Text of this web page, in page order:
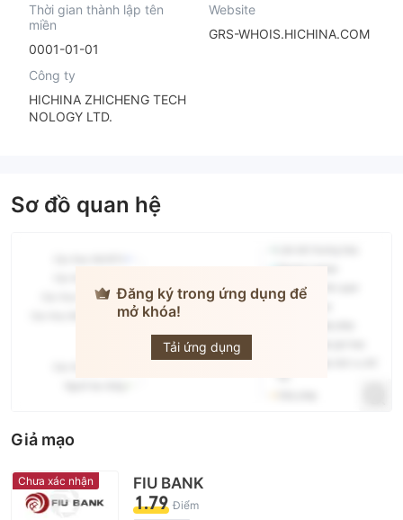
Thời gian thành lập tên
miền
0001-01-01
Website
GRS-WHOIS.HICHINA.COM
Công ty
HICHINA ZHICHENG TECH
NOLOGY LTD.
Sơ đồ quan hệ
Đăng ký trong ứng dụng để
mở khóa!
Tải ứng dụng
Giả mạo
Chưa xác nhận FIU BANK
1.79 Điểm